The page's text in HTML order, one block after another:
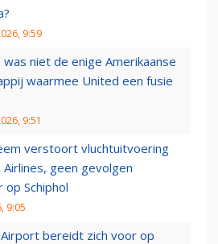
9:59
was niet de enige Amerikaanse
waarmee United een fusie
9:51
verstoort vluchtuitvoering
Airlines, geen gevolgen
op Schiphol
9:05
bereidt zich voor op